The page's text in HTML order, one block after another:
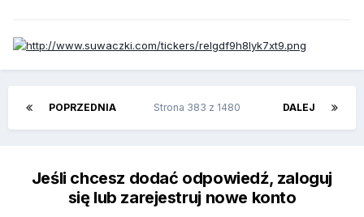
POPRZEDNIA DALEJ
Strona 383 z 1480
Jeśli chcesz dodać odpowiedź, zaloguj
się lub zarejestruj nowe konto